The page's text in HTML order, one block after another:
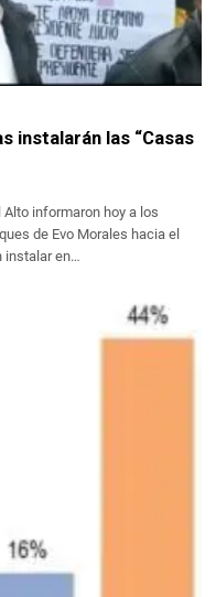
instalarán las “Casas
informaron hoy a los
de Evo Morales hacia el
instalar en…